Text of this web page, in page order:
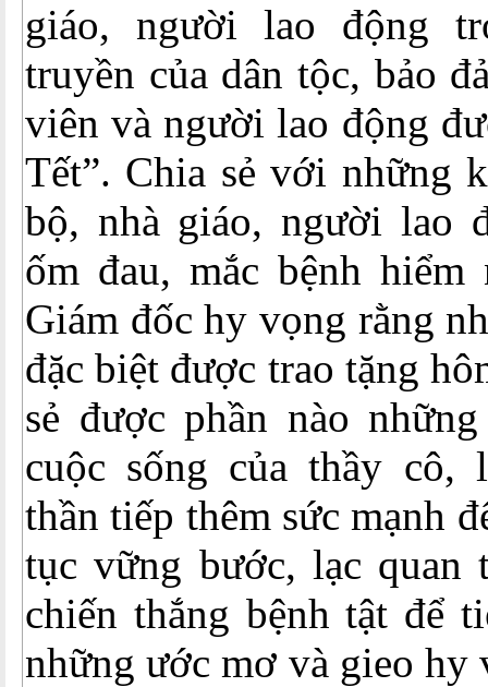
giáo, người lao động
truyền của dân tộc, bảo
viên và người lao động
Tết”. Chia sẻ với những
bộ, nhà giáo, người lao
ốm đau, mắc bệnh hiểm
Giám đốc hy vọng rằng
đặc biệt được trao tặng
sẻ được phần nào
cuộc sống của thầy cô,
thần tiếp thêm sức mạnh
tục vững bước, lạc quan
chiến thắng bệnh tật để
những ước mơ và gieo hy